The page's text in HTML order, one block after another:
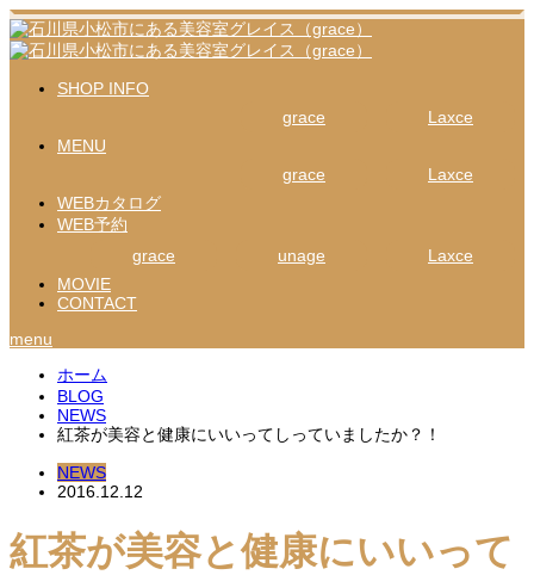
SHOP INFO
grace
Laxce
MENU
grace
Laxce
WEBカタログ
WEB予約
grace
unage
Laxce
MOVIE
CONTACT
menu
ホーム
BLOG
NEWS
紅茶が美容と健康にいいってしっていましたか？！
NEWS
2016.12.12
紅茶が美容と健康にいいって